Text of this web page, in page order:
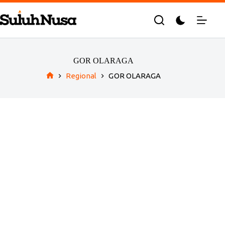
Skip
to
content
GOR OLARAGA
Regional GOR OLARAGA